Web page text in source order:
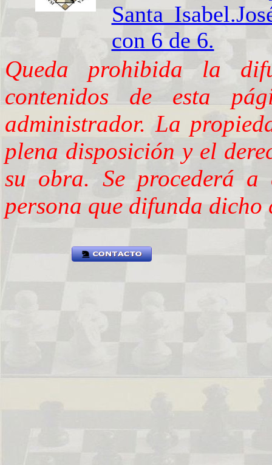
Santa
con 6 de 6.
Queda prohibida la
contenidos de esta
administrador. La
plena disposición y el
su obra. Se procederá a
persona que difunda dicho